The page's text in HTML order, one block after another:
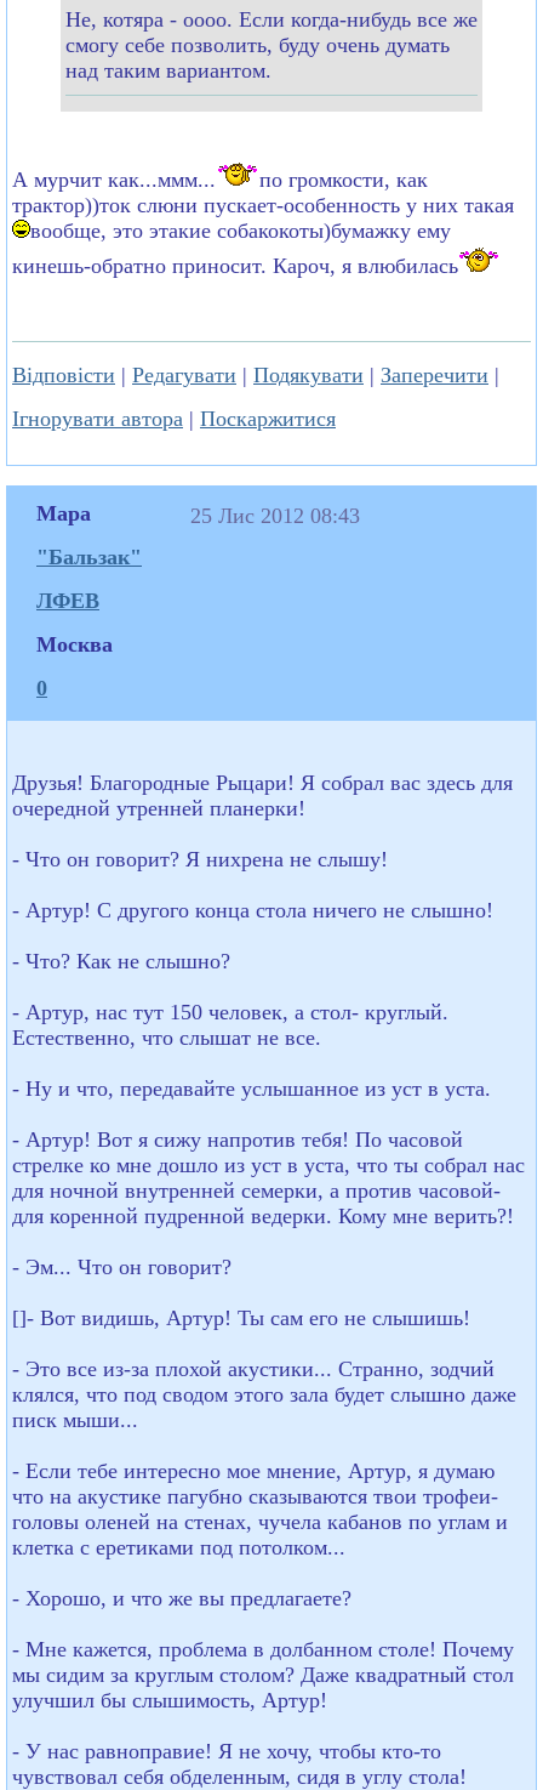
Не, котяра - оооо. Если когда-нибудь все же
смогу себе позволить, буду очень думать
над таким вариантом.
А мурчит как...ммм...
по громкости, как
трактор))ток слюни пускает-особенность у них такая
вообще, это этакие собакокоты)бумажку ему
кинешь-обратно приносит. Кароч, я влюбилась
Відповісти | Редагувати | Подякувати | Заперечити |
Ігнорувати автора | Поскаржитися
Mapa
"Бальзак"
ЛФЕВ
Москва
0
25 Лис 2012 08:43
Друзья! Благородные Рыцари! Я собрал вас здесь для
очередной утренней планерки!
- Что он говорит? Я нихрена не слышу!
- Артур! С другого конца стола ничего не слышно!
- Что? Как не слышно?
- Артур, нас тут 150 человек, а стол- круглый.
Естественно, что слышат не все.
- Ну и что, передавайте услышанное из уст в уста.
- Артур! Вот я сижу напротив тебя! По часовой
стрелке ко мне дошло из уст в уста, что ты собрал нас
для ночной внутренней семерки, а против часовой-
для коренной пудренной ведерки. Кому мне верить?!
- Эм... Что он говорит?
[]- Вот видишь, Артур! Ты сам его не слышишь!
- Это все из-за плохой акустики... Странно, зодчий
клялся, что под сводом этого зала будет слышно даже
писк мыши...
- Если тебе интересно мое мнение, Артур, я думаю
что на акустике пагубно сказываются твои трофеи-
головы оленей на стенах, чучела кабанов по углам и
клетка с еретиками под потолком...
- Хорошо, и что же вы предлагаете?
- Мне кажется, проблема в долбанном столе! Почему
мы сидим за круглым столом? Даже квадратный стол
улучшил бы слышимость, Артур!
- У нас равноправие! Я не хочу, чтобы кто-то
чувствовал себя обделенным, сидя в углу стола!